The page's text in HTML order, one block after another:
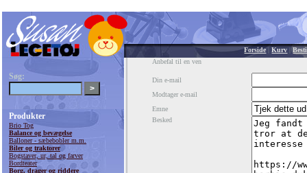
Forside|Kurv |
Søg:
Produkter
Brio Tog
Balance og bevægelse
Balloner - sæbebobler m.m.
Biler og traktorer
Bogstaver, ur, tal og farver
Bordteater
Borg, drager og riddere
Anbefal til en ven
Din e-mail
Modtager e-mail
Emne
Besked